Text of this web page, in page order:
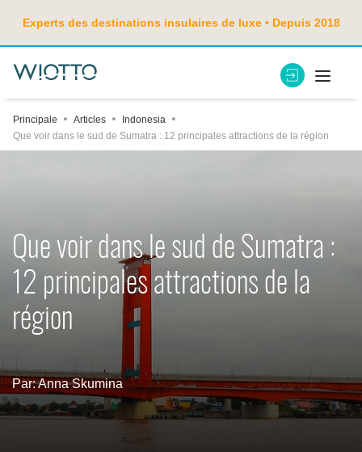
Experts des destinations insulaires de luxe • Depuis 2018
Principale Articles
Indonesia
Que voir dans le sud de Sumatra : 12 principales attractions de la région
Que voir dans le sud de Sumatra :
12 principales attractions de la
région
Par: Anna Skumina